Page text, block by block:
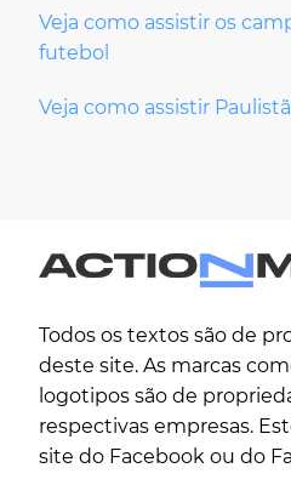
Veja como assistir os
futebol
Veja como assistir
Todos os textos são de
deste site. As marcas
logotipos são de
respectivas empresas.
site do Facebook ou do